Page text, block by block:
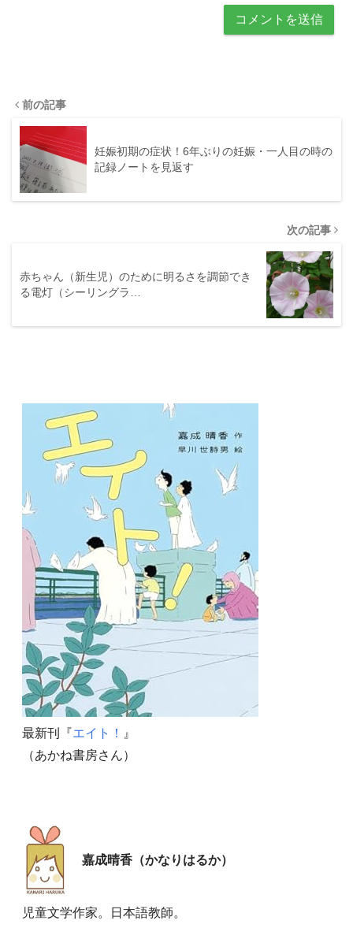
前の記事
妊娠初期の症状！6年ぶりの妊娠・一人目の時の
記録ノートを見返す
次の記事
赤ちゃん（新生児）のために明るさを調節でき
る電灯（シーリングラ…
最新刊『 エイト！ 』
（あかね書房さん）
嘉成晴香（かなりはるか）
児童文学作家。日本語教師。